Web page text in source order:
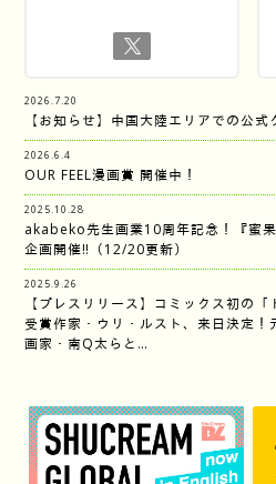
2026.7.20
【お知らせ】中国大陸エリアでの公
2026.6.4
OUR FEEL漫画賞 開催中！
2025.10.28
akabeko先生画業10周年記念！『蜜
企画開催‼︎（12/20更新）
2025.9.26
【プレスリリース】コミックス初の「
受賞作家・ウリ・ルスト、来日決定
画家・南Q太らと…